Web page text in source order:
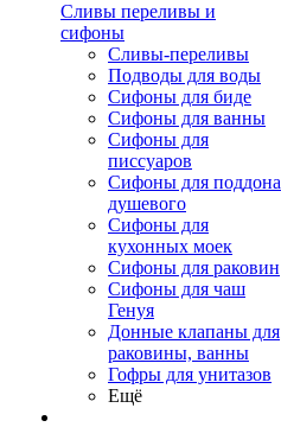
Сливы переливы и
сифоны
Сливы-переливы
Подводы для воды
Сифоны для биде
Сифоны для ванны
Сифоны для
писсуаров
Сифоны для поддона
душевого
Сифоны для
кухонных моек
Сифоны для раковин
Сифоны для чаш
Генуя
Донные клапаны для
раковины, ванны
Гофры для унитазов
Ещё